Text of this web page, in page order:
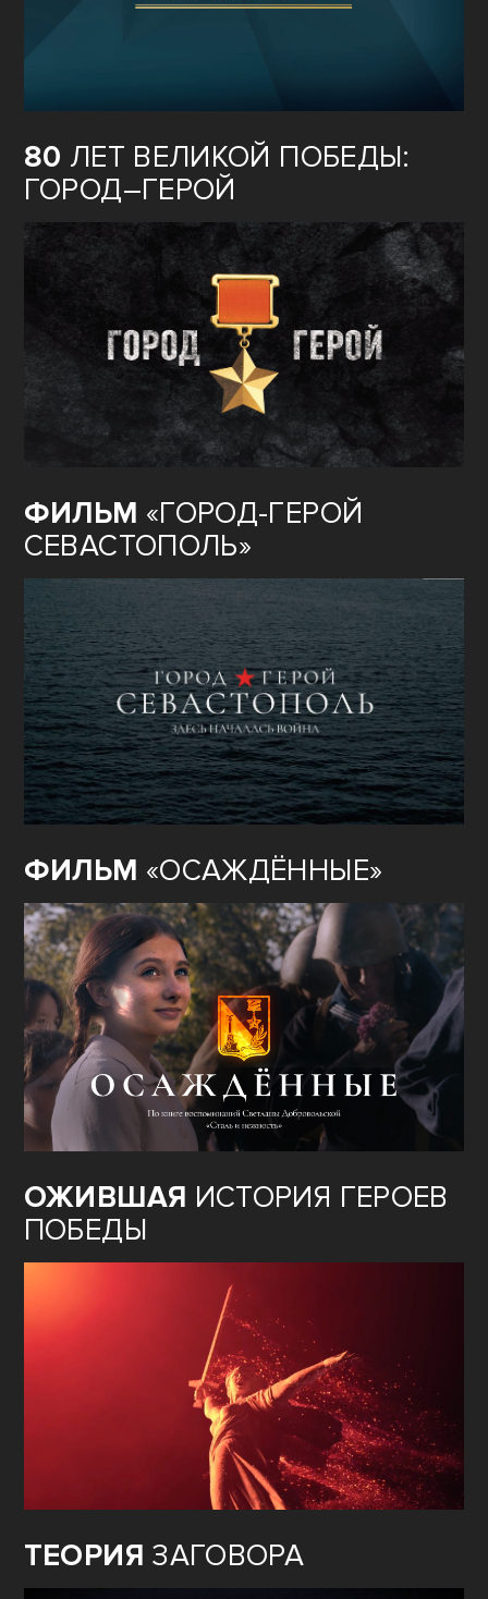
80 ЛЕТ ВЕЛИКОЙ ПОБЕДЫ:
ГОРОД–ГЕРОЙ
ФИЛЬМ «ГОРОД-ГЕРОЙ
СЕВАСТОПОЛЬ»
ФИЛЬМ «ОСАЖДЁННЫЕ»
ОЖИВШАЯ ИСТОРИЯ ГЕРОЕВ
ПОБЕДЫ
ТЕОРИЯ ЗАГОВОРА